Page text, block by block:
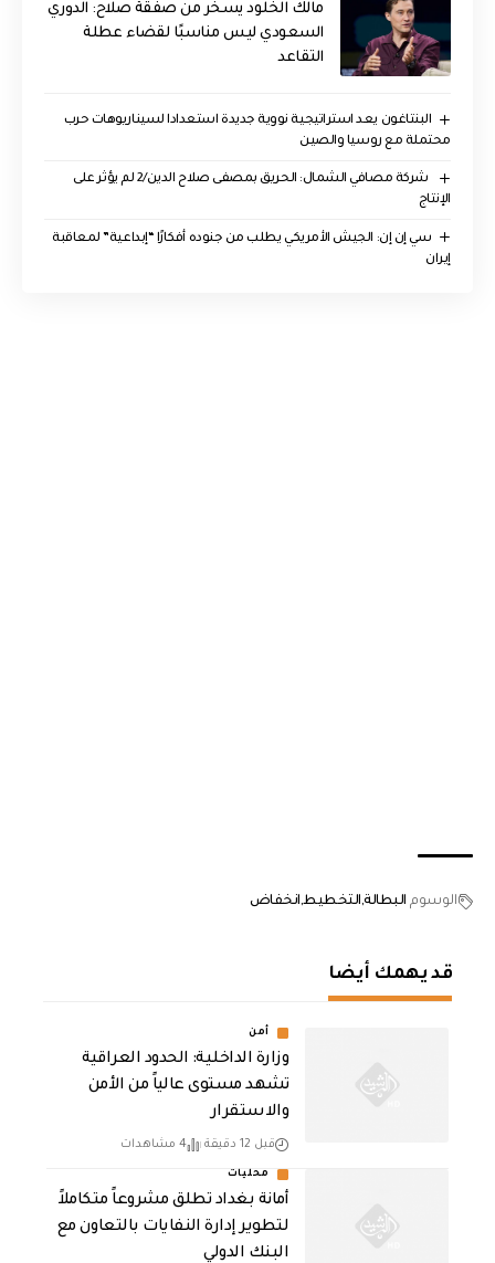
مالك الخلود يسخر من صفقة صلاح: الدوري
السعودي ليس مناسبًا لقضاء عطلة
التقاعد
البنتاغون يعد استراتيجية نووية جديدة استعدادا لسيناريوهات حرب
محتملة مع روسيا والصين
‏ شركة مصافي الشمال: الحريق بمصفى صلاح الدين/2 لم يؤثر على
الإنتاج
سي إن إن: الجيش الأمريكي يطلب من جنوده أفكارًا “إبداعية” لمعاقبة
إيران
الوسوم البطالة التخطيط انخفاض
قد يهمك أيضا
أمن
وزارة الداخلية: الحدود العراقية
تشهد مستوى عالياً من الأمن
والاستقرار
قبل 12 دقيقة 4 مشاهدات
محليات
أمانة بغداد تطلق مشروعاً متكاملاً
لتطوير إدارة النفايات بالتعاون مع
البنك الدولي